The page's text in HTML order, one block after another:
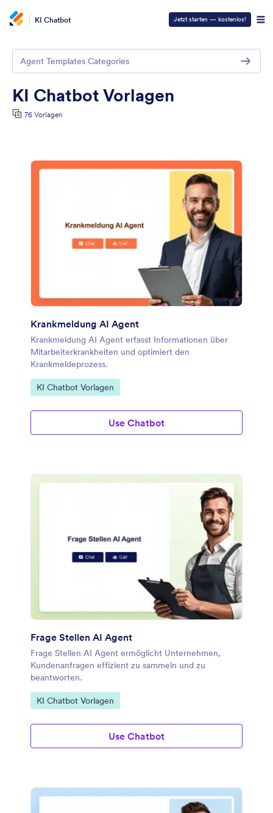
KI Chatbot Jetzt starten — kostenlos!
Agent Templates Categories
KI Chatbot Vorlagen
76 Vorlagen
Krankmeldung AI Agent
Krankmeldung AI Agent erfasst Informationen über
Mitarbeiterkrankheiten und optimiert den
Krankmeldeprozess.
Zur Kategorie:
KI Chatbot Vorlagen
Use Chatbot
Frage Stellen AI Agent
Frage Stellen AI Agent ermöglicht Unternehmen,
Kundenanfragen effizient zu sammeln und zu
beantworten.
Zur Kategorie:
KI Chatbot Vorlagen
Use Chatbot